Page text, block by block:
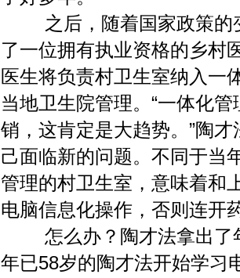
之后，随着国家政策的
了一位拥有执业资格的乡村
医生将负责村卫生室纳入一
当地卫生院管理。“一体化
销，这肯定是大趋势。”陶
己面临新的问题。不同于当
管理的村卫生室，意味着和
电脑信息化操作，否则连开
怎么办？陶才法拿出了
年已58岁的陶才法开始学习